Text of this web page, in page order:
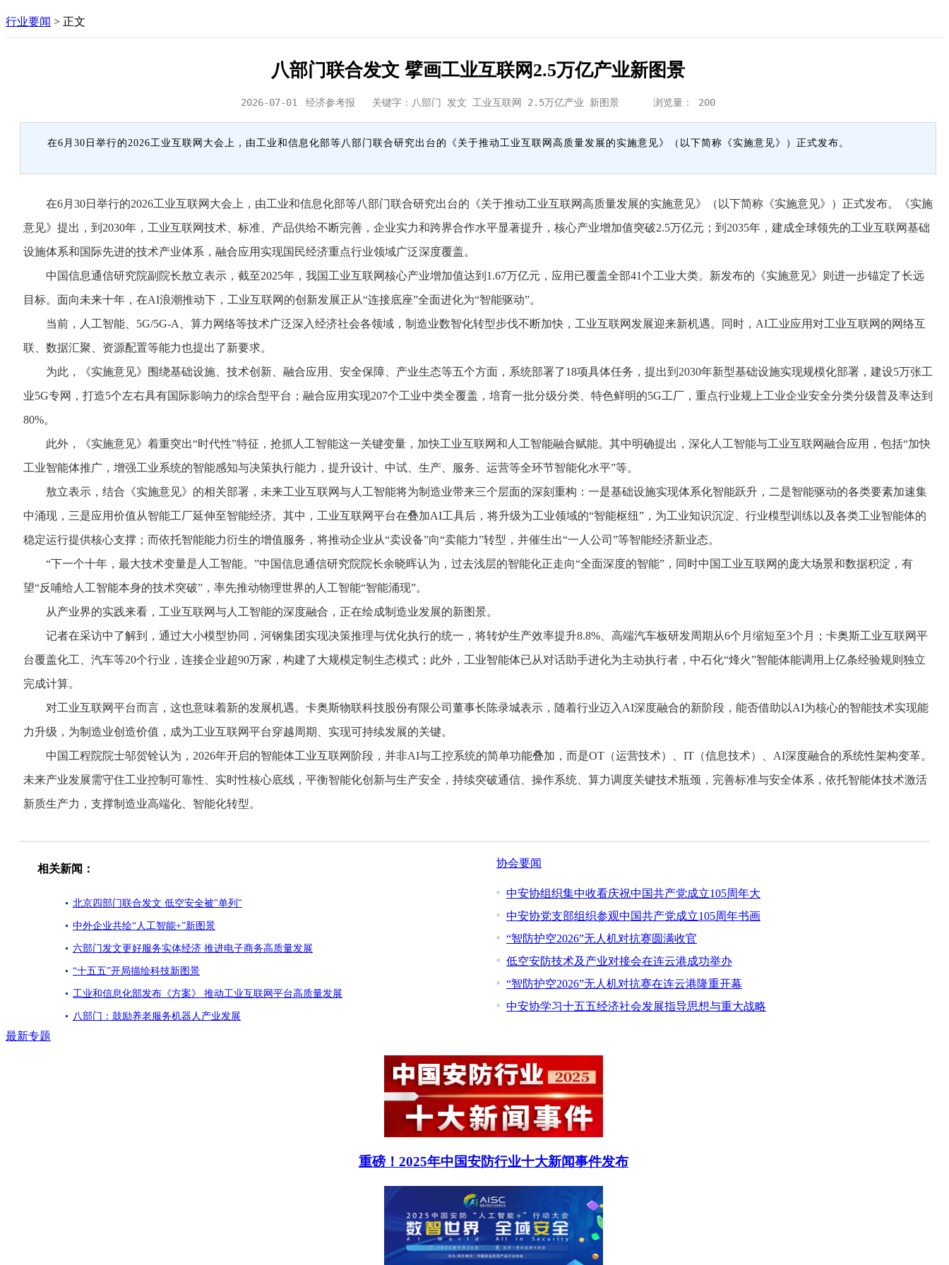
行业要闻 > 正文
八部门联合发文 擘画工业互联网2.5万亿产业新图景
2026-07-01 经济参考报 关键字：八部门 发文 工业互联网 2.5万亿产业 新图景 浏览量： 200
在6月30日举行的2026工业互联网大会上，由工业和信息化部等八部门联合研究出台的《关于推动工业互联网高质量发展的实施意见》（以下简称《实施意见》）正式发布。
在6月30日举行的2026工业互联网大会上，由工业和信息化部等八部门联合研究出台的《关于推动工业互联网高质量发展的实施意见》（以下简称《实施意见》）正式发布。《实施
意见》提出，到2030年，工业互联网技术、标准、产品供给不断完善，企业实力和跨界合作水平显著提升，核心产业增加值突破2.5万亿元；到2035年，建成全球领先的工业互联网基础
设施体系和国际先进的技术产业体系，融合应用实现国民经济重点行业领域广泛深度覆盖。
中国信息通信研究院副院长敖立表示，截至2025年，我国工业互联网核心产业增加值达到1.67万亿元，应用已覆盖全部41个工业大类。新发布的《实施意见》则进一步锚定了长远
目标。面向未来十年，在AI浪潮推动下，工业互联网的创新发展正从“连接底座”全面进化为“智能驱动”。
当前，人工智能、5G/5G-A、算力网络等技术广泛深入经济社会各领域，制造业数智化转型步伐不断加快，工业互联网发展迎来新机遇。同时，AI工业应用对工业互联网的网络互
联、数据汇聚、资源配置等能力也提出了新要求。
为此，《实施意见》围绕基础设施、技术创新、融合应用、安全保障、产业生态等五个方面，系统部署了18项具体任务，提出到2030年新型基础设施实现规模化部署，建设5万张工
业5G专网，打造5个左右具有国际影响力的综合型平台；融合应用实现207个工业中类全覆盖，培育一批分级分类、特色鲜明的5G工厂，重点行业规上工业企业安全分类分级普及率达到
80%。
此外，《实施意见》着重突出“时代性”特征，抢抓人工智能这一关键变量，加快工业互联网和人工智能融合赋能。其中明确提出，深化人工智能与工业互联网融合应用，包括“加快
工业智能体推广，增强工业系统的智能感知与决策执行能力，提升设计、中试、生产、服务、运营等全环节智能化水平”等。
敖立表示，结合《实施意见》的相关部署，未来工业互联网与人工智能将为制造业带来三个层面的深刻重构：一是基础设施实现体系化智能跃升，二是智能驱动的各类要素加速集
中涌现，三是应用价值从智能工厂延伸至智能经济。其中，工业互联网平台在叠加AI工具后，将升级为工业领域的“智能枢纽”，为工业知识沉淀、行业模型训练以及各类工业智能体的
稳定运行提供核心支撑；而依托智能能力衍生的增值服务，将推动企业从“卖设备”向“卖能力”转型，并催生出“一人公司”等智能经济新业态。
“下一个十年，最大技术变量是人工智能。”中国信息通信研究院院长余晓晖认为，过去浅层的智能化正走向“全面深度的智能”，同时中国工业互联网的庞大场景和数据积淀，有
望“反哺给人工智能本身的技术突破”，率先推动物理世界的人工智能“智能涌现”。
从产业界的实践来看，工业互联网与人工智能的深度融合，正在绘成制造业发展的新图景。
记者在采访中了解到，通过大小模型协同，河钢集团实现决策推理与优化执行的统一，将转炉生产效率提升8.8%、高端汽车板研发周期从6个月缩短至3个月；卡奥斯工业互联网平
台覆盖化工、汽车等20个行业，连接企业超90万家，构建了大规模定制生态模式；此外，工业智能体已从对话助手进化为主动执行者，中石化“烽火”智能体能调用上亿条经验规则独立
完成计算。
对工业互联网平台而言，这也意味着新的发展机遇。卡奥斯物联科技股份有限公司董事长陈录城表示，随着行业迈入AI深度融合的新阶段，能否借助以AI为核心的智能技术实现能
力升级，为制造业创造价值，成为工业互联网平台穿越周期、实现可持续发展的关键。
中国工程院院士邬贺铨认为，2026年开启的智能体工业互联网阶段，并非AI与工控系统的简单功能叠加，而是OT（运营技术）、IT（信息技术）、AI深度融合的系统性架构变革。
未来产业发展需守住工业控制可靠性、实时性核心底线，平衡智能化创新与生产安全，持续突破通信、操作系统、算力调度关键技术瓶颈，完善标准与安全体系，依托智能体技术激活
新质生产力，支撑制造业高端化、智能化转型。
相关新闻：
北京四部门联合发文 低空安全被"单列"
中外企业共绘“人工智能+”新图景
六部门发文更好服务实体经济 推进电子商务高质量发展
“十五五”开局描绘科技新图景
工业和信息化部发布《方案》 推动工业互联网平台高质量发展
八部门：鼓励养老服务机器人产业发展
协会要闻
中安协组织集中收看庆祝中国共产党成立105周年大
中安协党支部组织参观中国共产党成立105周年书画
“智防护空2026”无人机对抗赛圆满收官
低空安防技术及产业对接会在连云港成功举办
“智防护空2026”无人机对抗赛在连云港隆重开幕
中安协学习十五五经济社会发展指导思想与重大战略
最新专题
重磅！2025年中国安防行业十大新闻事件发布